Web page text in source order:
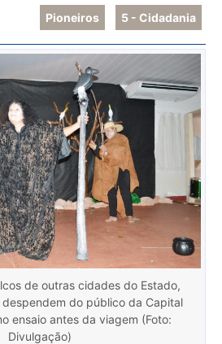
5 - Cidadania
Pioneiros
de outras cidades do Estado,
despendem do público da Capital
ensaio antes da viagem (Foto:
Divulgação)